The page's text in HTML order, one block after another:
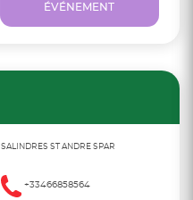
ÉVÉNEMENT
SALINDRES ST ANDRE SPAR
+33466858564